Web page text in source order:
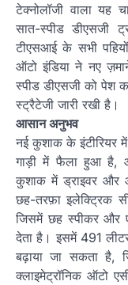
टेक्नोलॉजी वाला यह
सात-स्पीड
टीएसआई के सभी
ऑटो इंडिया ने नए
स्पीड डीएसजी को पेश
स्ट्रैटेजी जारी रखी है।
आसान अनुभव
नई कुशाक के इंटीरियर
गाड़ी में फैला हुआ है,
कुशाक में ड्राइवर और
छह-तरफ़ा इलेक्ट्रिक
जिसमें छह स्पीकर और
देता है। इसमें 491
बढ़ाया जा सकता है,
क्लाइमेट्रॉनिक ऑटो